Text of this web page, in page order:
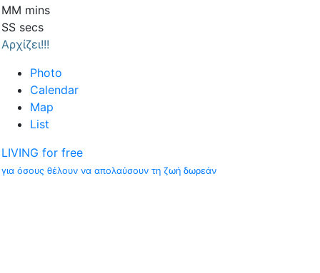
MM mins
SS secs
Αρχίζει!!!
Photo
Calendar
Map
List
LIVING for free
για όσους θέλουν να απολαύσουν τη ζωή δωρεάν